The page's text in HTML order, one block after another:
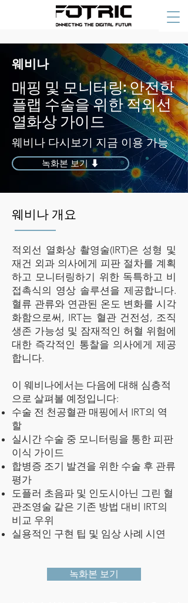
웨비나
매핑 및 모니터링: 안전한
플랩 수술을 위한 적외선
열화상 가이드
웨비나 다시보기 지금 이용 가능
녹화본 보기 ⬇
웨비나 개요
적외선 열화상 촬영술(IRT)은 성형 및
재건 외과 의사에게 피판 절차를 계획
하고 모니터링하기 위한 독특하고 비
접촉식의 영상 솔루션을 제공합니다.
혈류 관류와 연관된 온도 변화를 시각
화함으로써, IRT는 혈관 건전성, 조직
생존 가능성 및 잠재적인 허혈 위험에
대한 즉각적인 통찰을 의사에게 제공
합니다.
이 웨비나에서는 다음에 대해 심층적
으로 살펴볼 예정입니다:
수술 전 천공혈관 매핑에서 IRT의 역
할
실시간 수술 중 모니터링을 통한 피판
이식 가이드
합병증 조기 발견을 위한 수술 후 관류
평가
도플러 초음파 및 인도시아닌 그린 혈
관조영술 같은 기존 방법 대비 IRT의
비교 우위
실용적인 구현 팁 및 임상 사례 시연
녹화본 보기